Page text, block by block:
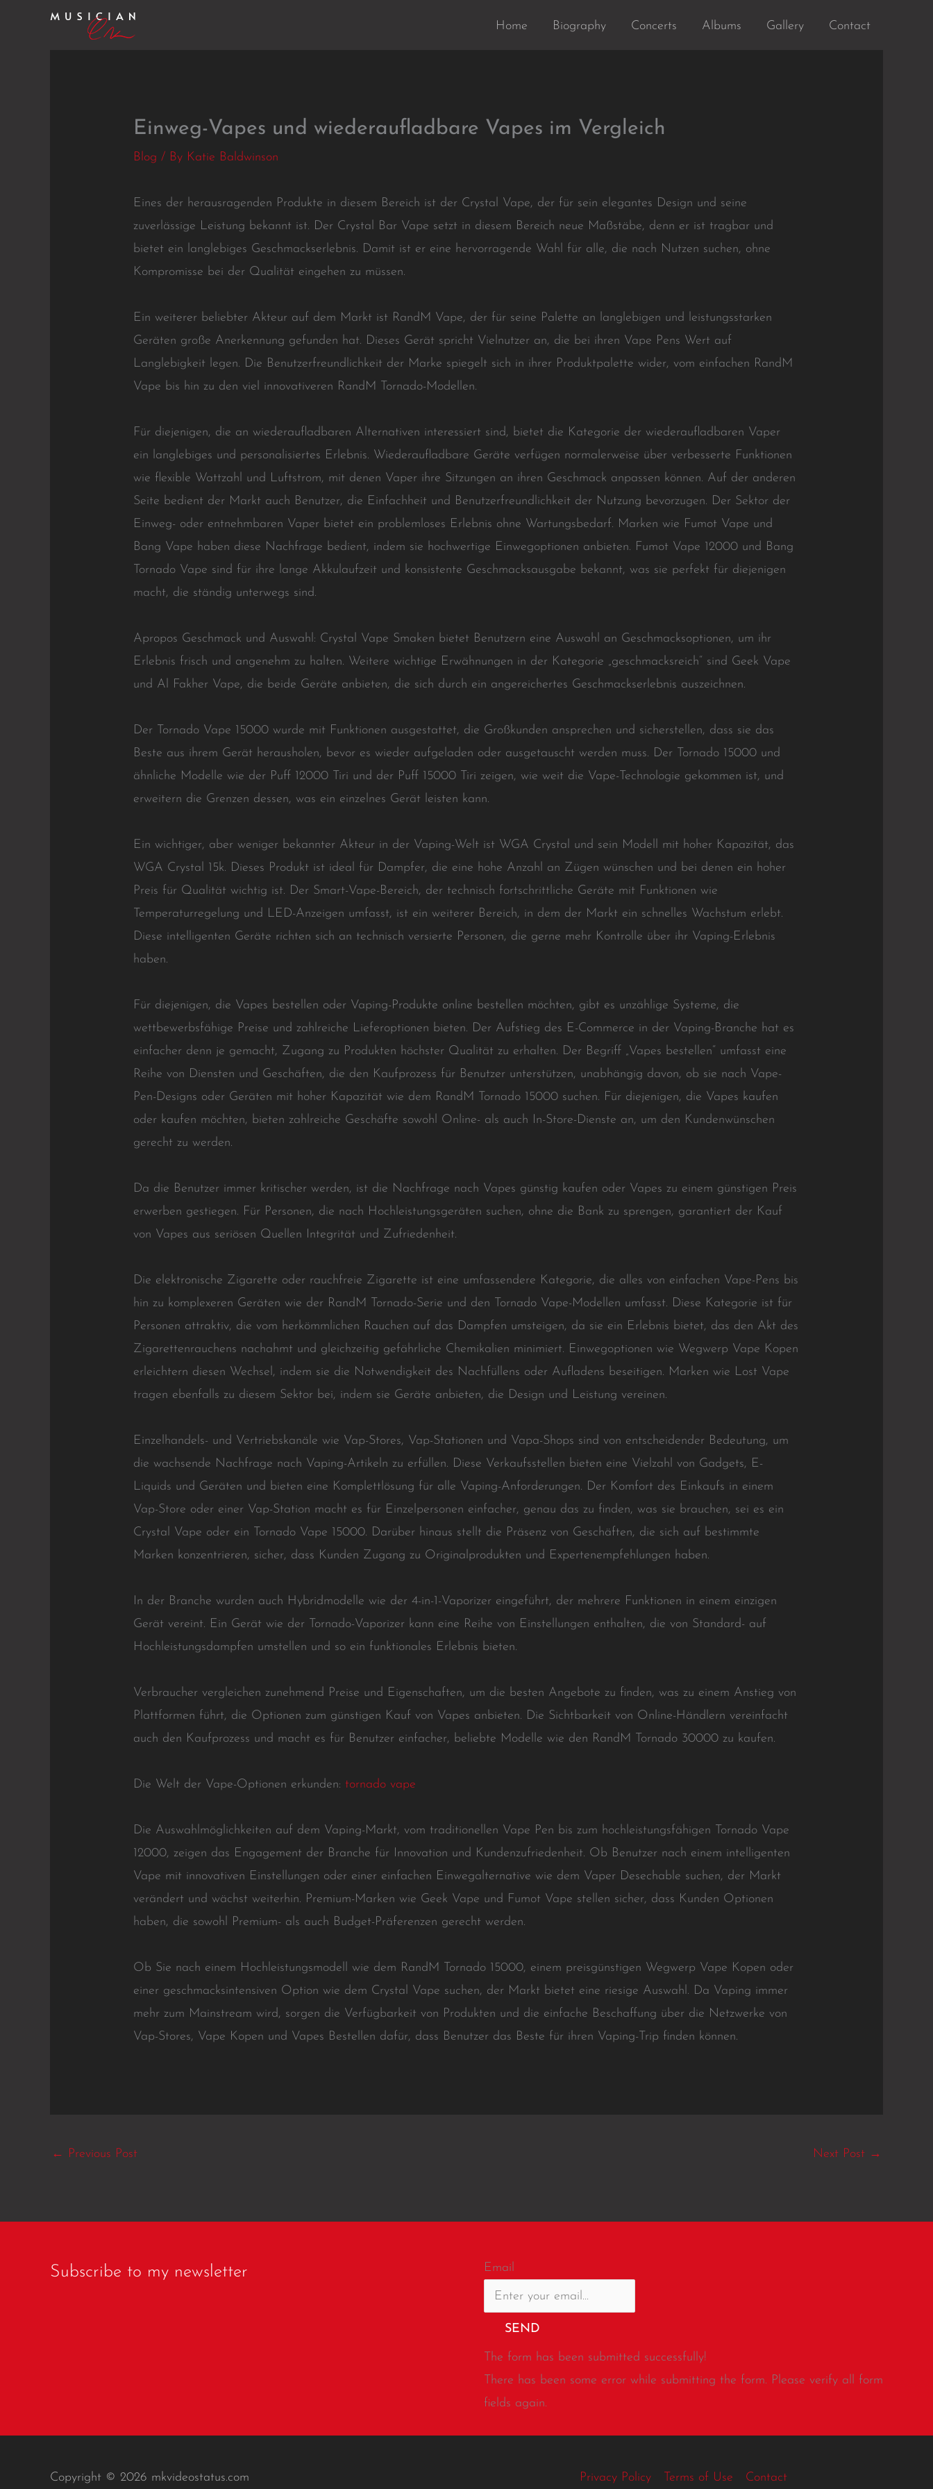
Home Biography Concerts Albums Gallery Contact
Einweg-Vapes und wiederaufladbare Vapes im Vergleich
Blog / By Katie Baldwinson
Eines der herausragenden Produkte in diesem Bereich ist der Crystal Vape, der für sein elegantes Design und seine
zuverlässige Leistung bekannt ist. Der Crystal Bar Vape setzt in diesem Bereich neue Maßstäbe, denn er ist tragbar und
bietet ein langlebiges Geschmackserlebnis. Damit ist er eine hervorragende Wahl für alle, die nach Nutzen suchen, ohne
Kompromisse bei der Qualität eingehen zu müssen.
Ein weiterer beliebter Akteur auf dem Markt ist RandM Vape, der für seine Palette an langlebigen und leistungsstarken
Geräten große Anerkennung gefunden hat. Dieses Gerät spricht Vielnutzer an, die bei ihren Vape Pens Wert auf
Langlebigkeit legen. Die Benutzerfreundlichkeit der Marke spiegelt sich in ihrer Produktpalette wider, vom einfachen RandM
Vape bis hin zu den viel innovativeren RandM Tornado-Modellen.
Für diejenigen, die an wiederaufladbaren Alternativen interessiert sind, bietet die Kategorie der wiederaufladbaren Vaper
ein langlebiges und personalisiertes Erlebnis. Wiederaufladbare Geräte verfügen normalerweise über verbesserte Funktionen
wie flexible Wattzahl und Luftstrom, mit denen Vaper ihre Sitzungen an ihren Geschmack anpassen können. Auf der anderen
Seite bedient der Markt auch Benutzer, die Einfachheit und Benutzerfreundlichkeit der Nutzung bevorzugen. Der Sektor der
Einweg- oder entnehmbaren Vaper bietet ein problemloses Erlebnis ohne Wartungsbedarf. Marken wie Fumot Vape und
Bang Vape haben diese Nachfrage bedient, indem sie hochwertige Einwegoptionen anbieten. Fumot Vape 12000 und Bang
Tornado Vape sind für ihre lange Akkulaufzeit und konsistente Geschmacksausgabe bekannt, was sie perfekt für diejenigen
macht, die ständig unterwegs sind.
Apropos Geschmack und Auswahl: Crystal Vape Smaken bietet Benutzern eine Auswahl an Geschmacksoptionen, um ihr
Erlebnis frisch und angenehm zu halten. Weitere wichtige Erwähnungen in der Kategorie „geschmacksreich“ sind Geek Vape
und Al Fakher Vape, die beide Geräte anbieten, die sich durch ein angereichertes Geschmackserlebnis auszeichnen.
Der Tornado Vape 15000 wurde mit Funktionen ausgestattet, die Großkunden ansprechen und sicherstellen, dass sie das
Beste aus ihrem Gerät herausholen, bevor es wieder aufgeladen oder ausgetauscht werden muss. Der Tornado 15000 und
ähnliche Modelle wie der Puff 12000 Tiri und der Puff 15000 Tiri zeigen, wie weit die Vape-Technologie gekommen ist, und
erweitern die Grenzen dessen, was ein einzelnes Gerät leisten kann.
Ein wichtiger, aber weniger bekannter Akteur in der Vaping-Welt ist WGA Crystal und sein Modell mit hoher Kapazität, das
WGA Crystal 15k. Dieses Produkt ist ideal für Dampfer, die eine hohe Anzahl an Zügen wünschen und bei denen ein hoher
Preis für Qualität wichtig ist. Der Smart-Vape-Bereich, der technisch fortschrittliche Geräte mit Funktionen wie
Temperaturregelung und LED-Anzeigen umfasst, ist ein weiterer Bereich, in dem der Markt ein schnelles Wachstum erlebt.
Diese intelligenten Geräte richten sich an technisch versierte Personen, die gerne mehr Kontrolle über ihr Vaping-Erlebnis
haben.
Für diejenigen, die Vapes bestellen oder Vaping-Produkte online bestellen möchten, gibt es unzählige Systeme, die
wettbewerbsfähige Preise und zahlreiche Lieferoptionen bieten. Der Aufstieg des E-Commerce in der Vaping-Branche hat es
einfacher denn je gemacht, Zugang zu Produkten höchster Qualität zu erhalten. Der Begriff „Vapes bestellen“ umfasst eine
Reihe von Diensten und Geschäften, die den Kaufprozess für Benutzer unterstützen, unabhängig davon, ob sie nach Vape-
Pen-Designs oder Geräten mit hoher Kapazität wie dem RandM Tornado 15000 suchen. Für diejenigen, die Vapes kaufen
oder kaufen möchten, bieten zahlreiche Geschäfte sowohl Online- als auch In-Store-Dienste an, um den Kundenwünschen
gerecht zu werden.
Da die Benutzer immer kritischer werden, ist die Nachfrage nach Vapes günstig kaufen oder Vapes zu einem günstigen Preis
erwerben gestiegen. Für Personen, die nach Hochleistungsgeräten suchen, ohne die Bank zu sprengen, garantiert der Kauf
von Vapes aus seriösen Quellen Integrität und Zufriedenheit.
Die elektronische Zigarette oder rauchfreie Zigarette ist eine umfassendere Kategorie, die alles von einfachen Vape-Pens bis
hin zu komplexeren Geräten wie der RandM Tornado-Serie und den Tornado Vape-Modellen umfasst. Diese Kategorie ist für
Personen attraktiv, die vom herkömmlichen Rauchen auf das Dampfen umsteigen, da sie ein Erlebnis bietet, das den Akt des
Zigarettenrauchens nachahmt und gleichzeitig gefährliche Chemikalien minimiert. Einwegoptionen wie Wegwerp Vape Kopen
erleichtern diesen Wechsel, indem sie die Notwendigkeit des Nachfüllens oder Aufladens beseitigen. Marken wie Lost Vape
tragen ebenfalls zu diesem Sektor bei, indem sie Geräte anbieten, die Design und Leistung vereinen.
Einzelhandels- und Vertriebskanäle wie Vap-Stores, Vap-Stationen und Vapa-Shops sind von entscheidender Bedeutung, um
die wachsende Nachfrage nach Vaping-Artikeln zu erfüllen. Diese Verkaufsstellen bieten eine Vielzahl von Gadgets, E-
Liquids und Geräten und bieten eine Komplettlösung für alle Vaping-Anforderungen. Der Komfort des Einkaufs in einem
Vap-Store oder einer Vap-Station macht es für Einzelpersonen einfacher, genau das zu finden, was sie brauchen, sei es ein
Crystal Vape oder ein Tornado Vape 15000. Darüber hinaus stellt die Präsenz von Geschäften, die sich auf bestimmte
Marken konzentrieren, sicher, dass Kunden Zugang zu Originalprodukten und Expertenempfehlungen haben.
In der Branche wurden auch Hybridmodelle wie der 4-in-1-Vaporizer eingeführt, der mehrere Funktionen in einem einzigen
Gerät vereint. Ein Gerät wie der Tornado-Vaporizer kann eine Reihe von Einstellungen enthalten, die von Standard- auf
Hochleistungsdampfen umstellen und so ein funktionales Erlebnis bieten.
Verbraucher vergleichen zunehmend Preise und Eigenschaften, um die besten Angebote zu finden, was zu einem Anstieg von
Plattformen führt, die Optionen zum günstigen Kauf von Vapes anbieten. Die Sichtbarkeit von Online-Händlern vereinfacht
auch den Kaufprozess und macht es für Benutzer einfacher, beliebte Modelle wie den RandM Tornado 30000 zu kaufen.
Die Welt der Vape-Optionen erkunden: tornado vape
Die Auswahlmöglichkeiten auf dem Vaping-Markt, vom traditionellen Vape Pen bis zum hochleistungsfähigen Tornado Vape
12000, zeigen das Engagement der Branche für Innovation und Kundenzufriedenheit. Ob Benutzer nach einem intelligenten
Vape mit innovativen Einstellungen oder einer einfachen Einwegalternative wie dem Vaper Desechable suchen, der Markt
verändert und wächst weiterhin. Premium-Marken wie Geek Vape und Fumot Vape stellen sicher, dass Kunden Optionen
haben, die sowohl Premium- als auch Budget-Präferenzen gerecht werden.
Ob Sie nach einem Hochleistungsmodell wie dem RandM Tornado 15000, einem preisgünstigen Wegwerp Vape Kopen oder
einer geschmacksintensiven Option wie dem Crystal Vape suchen, der Markt bietet eine riesige Auswahl. Da Vaping immer
mehr zum Mainstream wird, sorgen die Verfügbarkeit von Produkten und die einfache Beschaffung über die Netzwerke von
Vap-Stores, Vape Kopen und Vapes Bestellen dafür, dass Benutzer das Beste für ihren Vaping-Trip finden können.
← Previous Post Next Post →
Subscribe to my newsletter Email
SEND
The form has been submitted successfully!
There has been some error while submitting the form. Please verify all form
fields again.
Copyright © 2026 mkvideostatus.com Privacy Policy Terms of Use Contact